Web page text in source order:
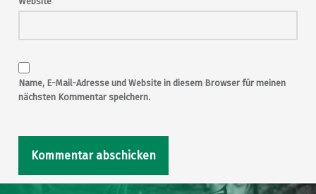
Name, E-Mail-Adresse und Website in diesem Browser für meinen
nächsten Kommentar speichern.
Post navigation